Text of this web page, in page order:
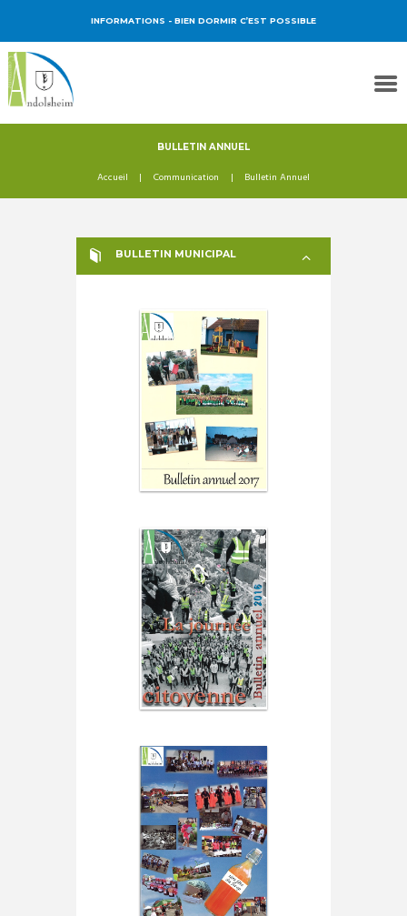
INFORMATIONS - BIEN DORMIR C’EST POSSIBLE
BULLETIN ANNUEL
Accueil Communication Bulletin Annuel
BULLETIN MUNICIPAL